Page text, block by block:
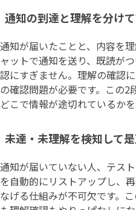
通知の到達と理解を分け
通知が届いたことと、内容を
ャットで通知を送り、既読が
認にすぎません。理解の確認
の確認問題が必要です。この2
どこで情報が途切れているか
未達・未理解を検知して
通知が届いていない人、テス
を自動的にリストアップし、
なげる仕組みが不可欠です。